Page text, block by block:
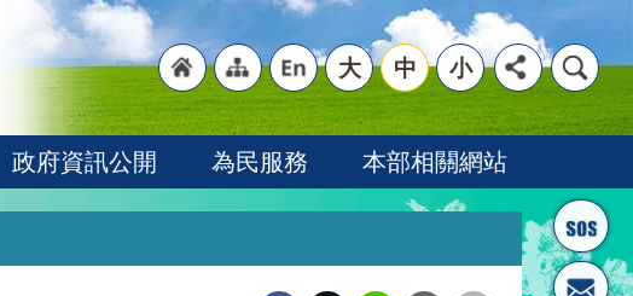
"網 "英
大 中 小
政府資訊公開 為民服務 本部相關網站